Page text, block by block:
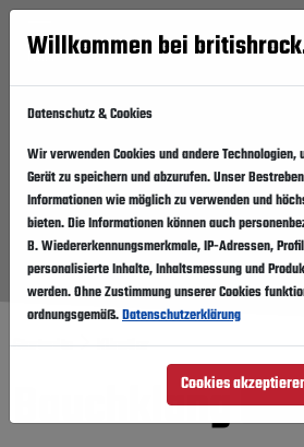
Menü
Startseite Künstler
Bauchklang Folgen
Willkommen bei
Datenschutz & Cookies
Wir verwenden Cookies und andere
Gerät zu speichern und abzurufen. Unser
Informationen wie möglich zu verwenden und
bieten. Die Informationen können auch
B. Wiedererkennungsmerkmale, IP-Adressen,
personalisierte Inhalte, Inhaltsmessung und
werden. Ohne Zustimmung unserer Cookies
ordnungsgemäß.Datenschutzerklärung
Cookies